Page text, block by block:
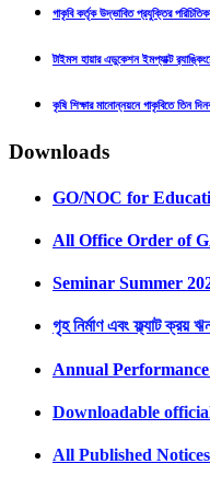
গাকৃবি কর্তৃক উদ্ভাবিত প্রযুক্তির
টাইমস হায়ার এডুকেশন ইমপ্যাক্ট
কৃষি শিক্ষার মানোন্নয়নে গাকৃবিতে তিন
Downloads
GO/NOC for
All Office Order of
Seminar Summer
গৃহ নির্মাণ এবং ফ্ল্যাট ক্রয়
Annual
Downloadable
All Published Notices